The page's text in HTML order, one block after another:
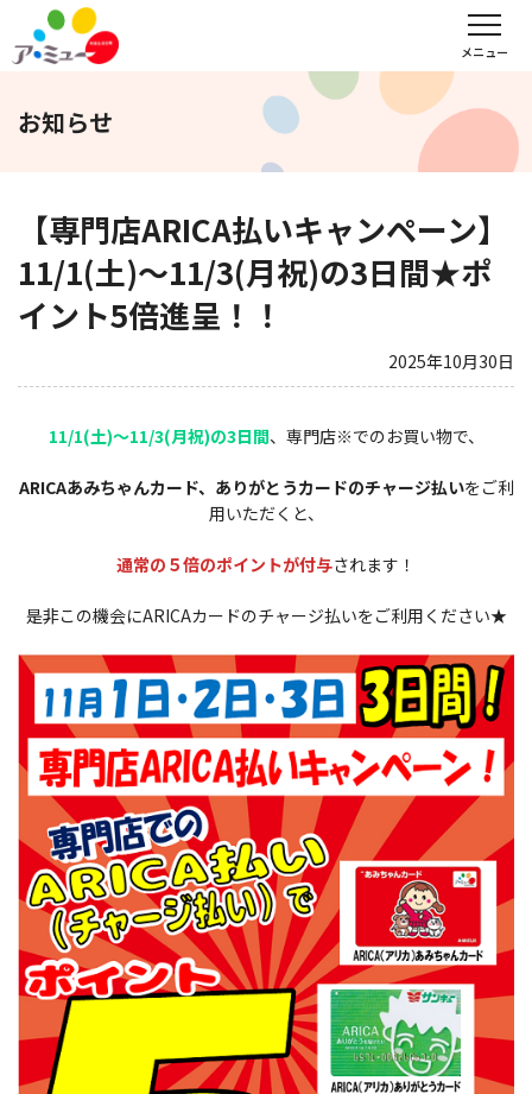
メニュー
フロアガイド レンタル会議室予約
サンキュー
福野タウンホテル
スポーツクラブ
WEBチラシ アクセス 営業時間・定休日
会社概要 求人情報 お問い合わせ
お知らせ
【専門店ARICA払いキャンペーン】
11/1(土)～11/3(月祝)の3日間★ポ
イント5倍進呈！！
2025年10月30日
11/1(土)～11/3(月祝)の3日間、専門店※でのお買い物で、
ARICAあみちゃんカード、ありがとうカードのチャージ払いをご利
用いただくと、
通常の５倍のポイントが付与されます！
是非この機会にARICAカードのチャージ払いをご利用ください★